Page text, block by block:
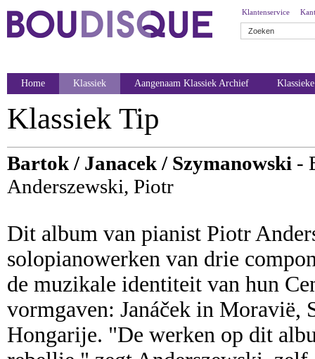
Klantenservice
Home Klassiek Aangenaam Klassiek Archief
Klassiek Tip
Bartok / Janacek / Szymanowski -
Anderszewski, Piotr
Dit album van pianist Piotr
solopianowerken van drie
de muzikale identiteit van hun
vormgaven: Janáček in Moravië,
Hongarije. "De werken op dit